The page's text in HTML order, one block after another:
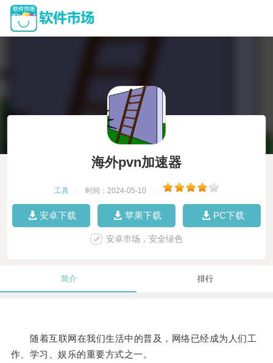
海外pvn加速器
工具 时间：2024-05-10
安卓下载 苹果下载 PC下载
安卓市场，安全绿色
简介 排行
随着互联网在我们生活中的普及，网络已经成为人们工
作、学习、娱乐的重要方式之一。